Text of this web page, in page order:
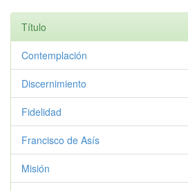
Título
Contemplación
Discernimiento
Fidelidad
Francisco de Asís
Misión